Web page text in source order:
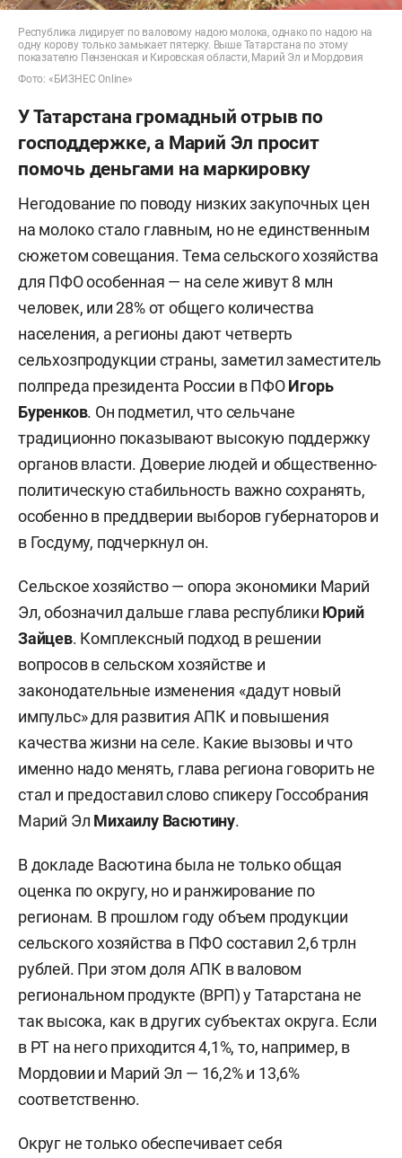
Республика лидирует по валовому надою молока, однако по надою на
одну корову только замыкает пятерку. Выше Татарстана по этому
показателю Пензенская и Кировская области, Марий Эл и Мордовия
Фото: «БИЗНЕС Online»
У Татарстана громадный отрыв по
господдержке, а Марий Эл просит
помочь деньгами на маркировку
Негодование по поводу низких закупочных цен
на молоко стало главным, но не единственным
сюжетом совещания. Тема сельского хозяйства
для ПФО особенная — на селе живут 8 млн
человек, или 28% от общего количества
населения, а регионы дают четверть
сельхозпродукции страны, заметил заместитель
полпреда президента России в ПФОИгорь
Буренков. Он подметил, что сельчане
традиционно показывают высокую поддержку
органов власти. Доверие людей и общественно-
политическую стабильность важно сохранять,
особенно в преддверии выборов губернаторов и
в Госдуму, подчеркнул он.
Сельское хозяйство — опора экономики Марий
Эл, обозначил дальше глава республики Юрий
Зайцев. Комплексный подход в решении
вопросов в сельском хозяйстве и
законодательные изменения «дадут новый
импульс» для развития АПК и повышения
качества жизни на селе. Какие вызовы и что
именно надо менять, глава региона говорить не
стал и предоставил слово спикеру Госсобрания
Марий Эл Михаилу Васютину.
В докладе Васютина была не только общая
оценка по округу, но и ранжирование по
регионам. В прошлом году объем продукции
сельского хозяйства в ПФО составил 2,6 трлн
рублей. При этом доля АПК в валовом
региональном продукте (ВРП) у Татарстана не
так высока, как в других субъектах округа. Если
в РТ на него приходится 4,1%, то, например, в
Мордовии и Марий Эл — 16,2% и 13,6%
соответственно.
Округ не только обеспечивает себя